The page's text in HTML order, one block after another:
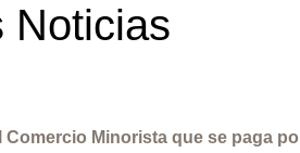
Noticias
Minorista que se paga